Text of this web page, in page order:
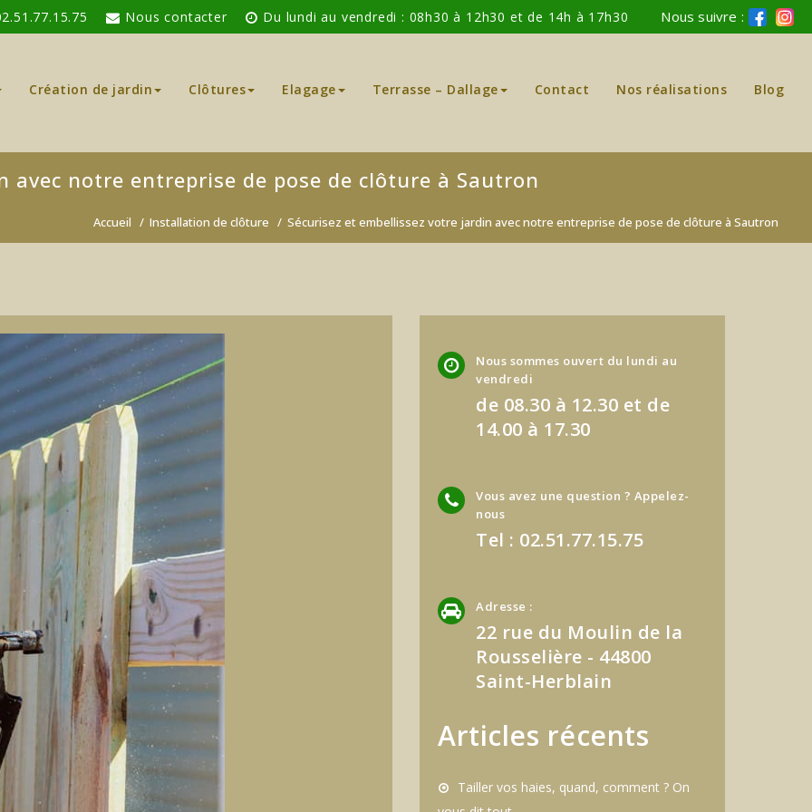
Nous contacter Du lundi au vendredi : 08h30 à 12h30 et de 14h à 17h30 Nous suivre :
Création de jardin Clôtures Elagage Terrasse – Dallage Contact Nos réalisations Blog
avec notre entreprise de pose de clôture à Sautron
Accueil / Installation de clôture / Sécurisez et embellissez votre jardin avec notre entreprise de pose de clôture à Sautron
Nous sommes ouvert du lundi au
vendredi
de 08.30 à 12.30 et de
14.00 à 17.30
Vous avez une question ? Appelez-
nous
Tel : 02.51.77.15.75
Adresse :
22 rue du Moulin de la
Rousselière - 44800
Saint-Herblain
Articles récents
Tailler vos haies, quand, comment ? On